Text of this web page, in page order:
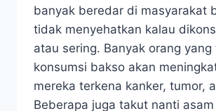
banyak beredar di masyarakat
tidak menyehatkan kalau
atau sering. Banyak orang
konsumsi bakso akan
mereka terkena kanker, tumor,
Beberapa juga takut nanti